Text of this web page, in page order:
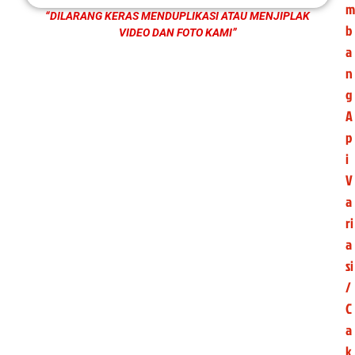
“DILARANG KERAS MENDUPLIKASI ATAU MENJIPLAK
VIDEO DAN FOTO KAMI”
m
b
a
n
g
A
p
i
V
a
ri
a
si
/
C
a